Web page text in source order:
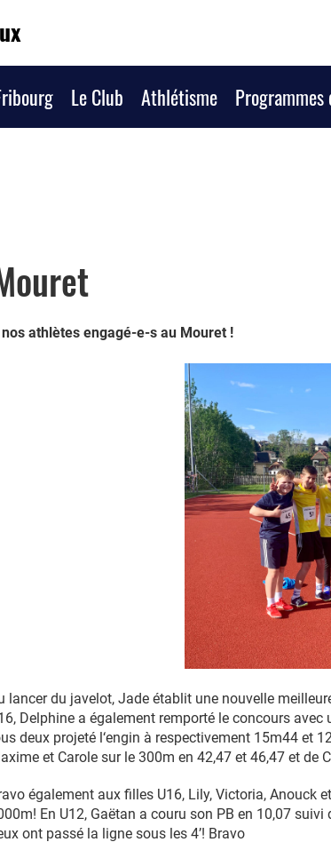
Le Club Athlétisme
athlètes engagé-e-s au Mouret !
lancer du javelot, Jade établit une nouvelle
Delphine a également remporté le concours
deux projeté l‘engin à respectivement 15m44 et
et Carole sur le 300m en 42,47 et 46,47 et de
également aux filles U16, Lily, Victoria, Anouck
En U12, Gaëtan a couru son PB en 10,07
ont passé la ligne sous les 4’! Bravo